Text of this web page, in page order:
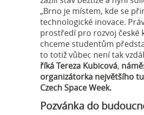
„Brno je místem, kde se
technologické inovace.
prostředí pro rozvoj české
chceme studentům
to totiž vůbec není tak
říkáTereza Kubicová,
organizátorka největšího
Czech Space Week.
Pozvánka do